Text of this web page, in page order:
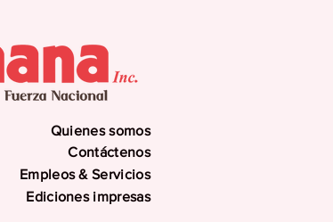
Quienes somos
Contáctenos
Empleos & Servicios
Ediciones impresas